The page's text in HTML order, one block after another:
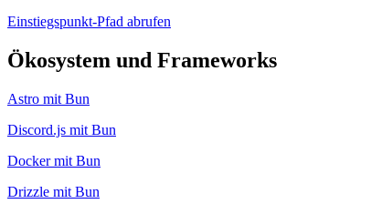
Einstiegspunkt-Pfad abrufen
Ökosystem und Frameworks
Astro mit Bun
Discord.js mit Bun
Docker mit Bun
Drizzle mit Bun